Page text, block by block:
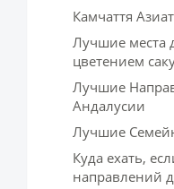
Камчаття
Лучшие места
цветением
Лучшие
Андалусии
Лучшие
Куда ехать,
направлений